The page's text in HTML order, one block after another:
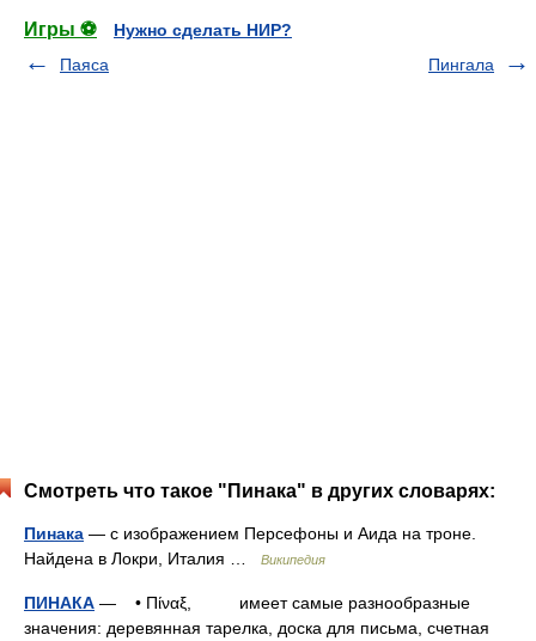
Игры ⚽
Нужно сделать НИР?
Паяса
Пингала
Смотреть что такое "Пинака" в других словарях:
Пинака — с изображением Персефоны и Аида на троне.
Найдена в Локри, Италия …
Википедия
ПИНАКА — • Πίναξ, имеет самые разнообразные
значения: деревянная тарелка, доска для письма, счетная